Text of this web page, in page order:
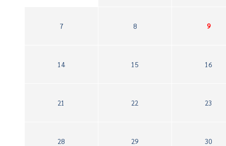
7 8 9
14 15 16
21 22 23
28 29 30